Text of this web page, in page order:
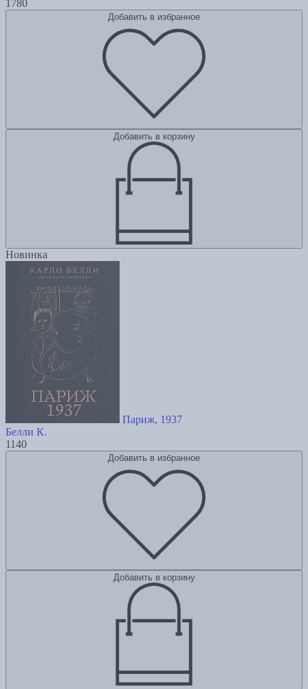
1780
Добавить в избранное
Добавить в корзину
Новинка
Париж, 1937
Белли К.
1140
Добавить в избранное
Добавить в корзину